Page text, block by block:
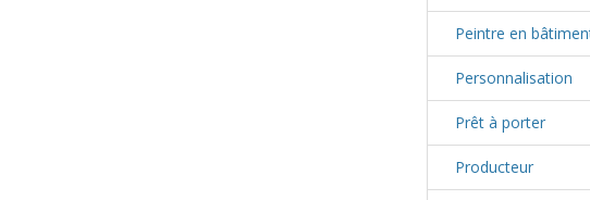
Peintre en
Personnalisation
Prêt à porter
Producteur